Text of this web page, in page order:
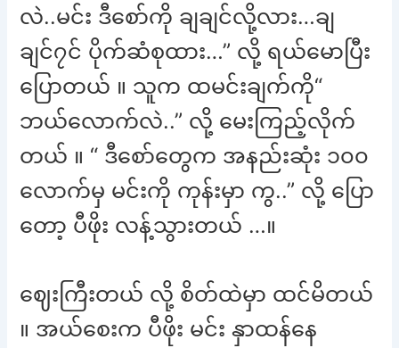
လဲ..မင်း ဒီစော်ကို ချချင်လို့လား…ချ
ချင်၇င် ပိုက်ဆံစုထား…” လို့ ရယ်မောပြီး
ပြောတယ် ။ သူက ထမင်းချက်ကို“
ဘယ်လောက်လဲ..” လို့ မေးကြည့်လိုက်
တယ် ။ “ ဒီစော်တွေက အနည်းဆုံး ၁၀၀
လောက်မှ မင်းကို ကုန်းမှာ ကွ..” လို့ ပြော
တော့ ပီဖိုး လန့်သွားတယ် …။
ဈေးကြီးတယ် လို့ စိတ်ထဲမှာ ထင်မိတယ်
။ အယ်စေးက ပီဖိုး မင်း နှာထန်နေ